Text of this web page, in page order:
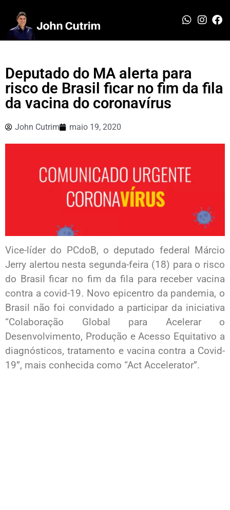
Deputado do MA alerta para
risco de Brasil ficar no fim da fila
da vacina do coronavírus
John Cutrim maio 19, 2020
Vice-líder do PCdoB, o deputado federal Márcio
Jerry alertou nesta segunda-feira (18) para o risco
do Brasil ficar no fim da fila para receber vacina
contra a covid-19. Novo epicentro da pandemia, o
Brasil não foi convidado a participar da iniciativa
“Colaboração Global para Acelerar o
Desenvolvimento, Produção e Acesso Equitativo a
diagnósticos, tratamento e vacina contra a Covid-
19”, mais conhecida como “Act Accelerator”.